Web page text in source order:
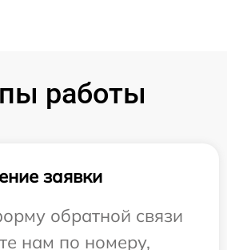
работы
заявки
обратной связи
нам по номеру,